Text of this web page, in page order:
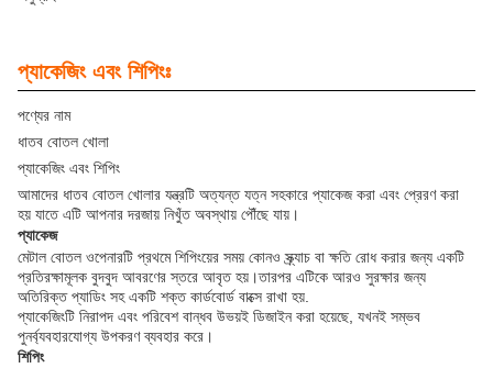
প্যাকেজিং এবং শিপিংঃ
পণ্যের নাম
ধাতব বোতল খোলা
প্যাকেজিং এবং শিপিং
আমাদের ধাতব বোতল খোলার যন্ত্রটি অত্যন্ত যত্ন সহকারে প্যাকেজ করা এবং প্রেরণ করা
হয় যাতে এটি আপনার দরজায় নিখুঁত অবস্থায় পৌঁছে যায়।
প্যাকেজ
মেটাল বোতল ওপেনারটি প্রথমে শিপিংয়ের সময় কোনও স্ক্র্যাচ বা ক্ষতি রোধ করার জন্য একটি
প্রতিরক্ষামূলক বুদবুদ আবরণের স্তরে আবৃত হয়।তারপর এটিকে আরও সুরক্ষার জন্য
অতিরিক্ত প্যাডিং সহ একটি শক্ত কার্ডবোর্ড বাক্সে রাখা হয়.
প্যাকেজিংটি নিরাপদ এবং পরিবেশ বান্ধব উভয়ই ডিজাইন করা হয়েছে, যখনই সম্ভব
পুনর্ব্যবহারযোগ্য উপকরণ ব্যবহার করে।
শিপিং